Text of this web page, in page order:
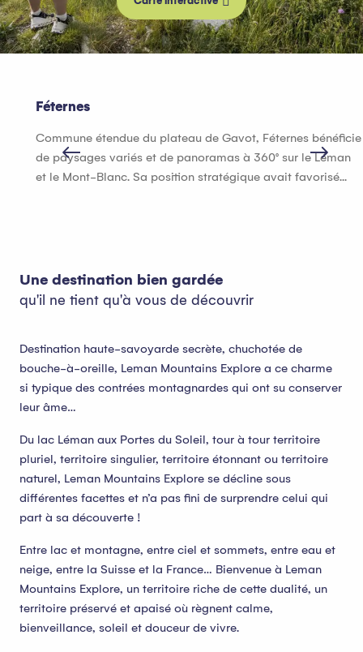
Féternes
Commune étendue du plateau de Gavot, Féternes bénéficie
de paysages variés et de panoramas à 360° sur le Léman
et le Mont-Blanc. Sa position stratégique avait favorisé...
Une destination bien gardée
qu'il ne tient qu'à vous de découvrir
Destination haute-savoyarde secrète, chuchotée de
bouche-à-oreille, Leman Mountains Explore a ce charme
si typique des contrées montagnardes qui ont su conserver
leur âme…
Du lac Léman aux Portes du Soleil, tour à tour territoire
pluriel, territoire singulier, territoire étonnant ou territoire
naturel, Leman Mountains Explore se décline sous
différentes facettes et n’a pas fini de surprendre celui qui
part à sa découverte !
Entre lac et montagne, entre ciel et sommets, entre eau et
neige, entre la Suisse et la France… Bienvenue à Leman
Mountains Explore, un territoire riche de cette dualité, un
territoire préservé et apaisé où règnent calme,
bienveillance, soleil et douceur de vivre.